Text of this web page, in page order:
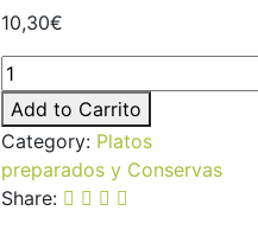
10,30€
Miso
Cebada
no
Pasterizado
La
Finestra
Add to Carrito
Category: Platos
preparados y Conservas
Share: